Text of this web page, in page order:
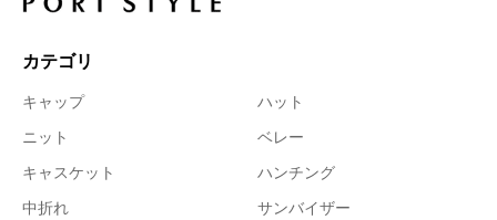
カテゴリ
キャップ
ハット
ニット
ベレー
キャスケット
ハンチング
中折れ
サンバイザー